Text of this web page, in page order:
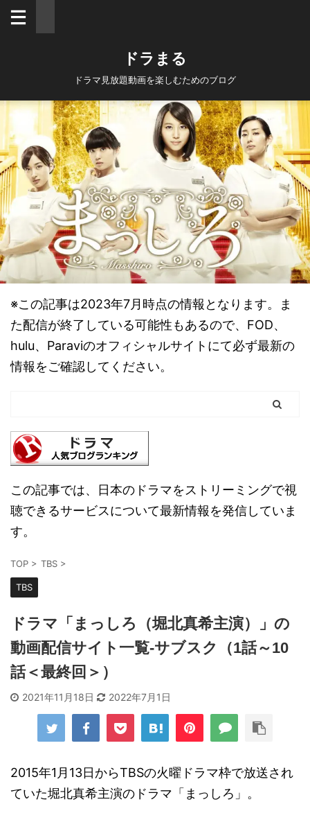
ドラまる
ドラマ見放題動画を楽しむためのブログ
※この記事は2023年7月時点の情報となります。ま
た配信が終了している可能性もあるので、FOD、
hulu、Paraviのオフィシャルサイトにて必ず最新の
情報をご確認してください。
この記事では、日本のドラマをストリーミングで視
聴できるサービスについて最新情報を発信していま
す。
TOP > TBS >
TBS
ドラマ「まっしろ（堀北真希主演）」の
動画配信サイト一覧-サブスク（1話～10
話＜最終回＞）
2021年11月18日 2022年7月1日
2015年1月13日からTBSの火曜ドラマ枠で放送され
ていた堀北真希主演のドラマ「まっしろ」。